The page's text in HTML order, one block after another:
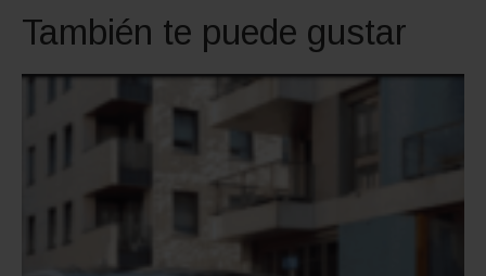
También te puede gustar